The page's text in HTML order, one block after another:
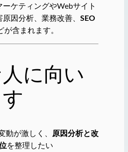
ケティングやWebサイト
因分析、業務改善、 SEO
が含まれます。
に向い
動が激しく、
原因分析と改
を整理したい